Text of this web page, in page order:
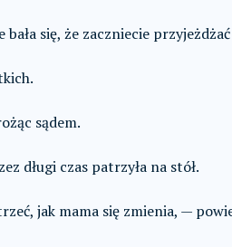
się, że zaczniecie
sądem.
długi czas patrzyła na stół.
jak mama się zmienia, —